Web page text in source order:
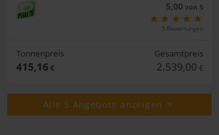
5,00 von 5
5 Bewertungen
Tonnenpreis
415,16 €
Gesamtpreis
2.539,00 €
Alle 5 Angebote anzeigen